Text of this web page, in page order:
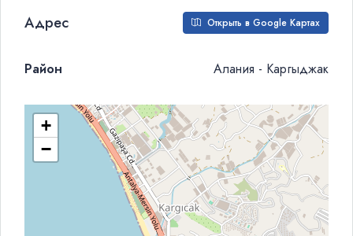
Адрес Открыть в Google Картах
Район Алания - Каргыджак
+
−